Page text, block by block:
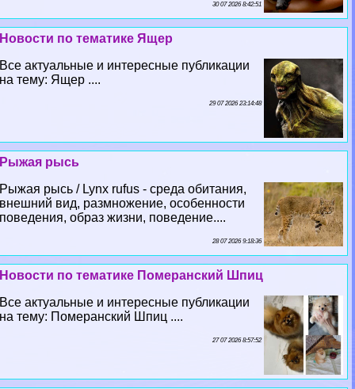
30 07 2026 8:42:51
Новости по тематике Ящер
Все актуальные и интересные публикации
на тему: Ящер ....
29 07 2026 23:14:48
Рыжая рысь
Рыжая рысь / Lynx rufus - среда обитания,
внешний вид, размножение, особенности
поведения, образ жизни, поведение....
28 07 2026 9:18:36
Новости по тематике Померанский Шпиц
Все актуальные и интересные публикации
на тему: Померанский Шпиц ....
27 07 2026 8:57:52